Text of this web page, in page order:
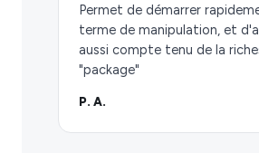
Permet de démarrer
terme de manipulation, et
aussi compte tenu de la
"package"
P. A.